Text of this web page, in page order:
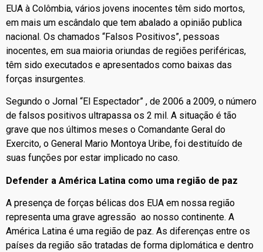
EUA à Colômbia, vários jovens inocentes têm sido mortos,
em mais um escândalo que tem abalado a opinião publica
nacional. Os chamados “Falsos Positivos”, pessoas
inocentes, em sua maioria oriundas de regiões periféricas,
têm sido executados e apresentados como baixas das
forças insurgentes.
Segundo o Jornal “El Espectador” , de 2006 a 2009, o número
de falsos positivos ultrapassa os 2 mil. A situação é tão
grave que nos últimos meses o Comandante Geral do
Exercito, o General Mario Montoya Uribe, foi destituído de
suas funções por estar implicado no caso.
Defender a América Latina como uma região de paz
A presença de forças bélicas dos EUA em nossa região
representa uma grave agressão ao nosso continente. A
América Latina é uma região de paz. As diferenças entre os
países da região são tratadas de forma diplomática e dentro